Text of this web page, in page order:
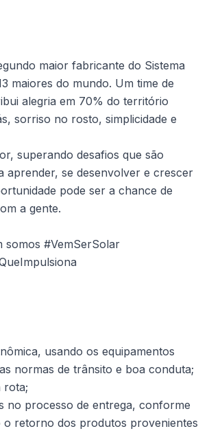
maior fabricante do Sistema
maiores do mundo. Um time de
alegria em 70% do território
sorriso no rosto, simplicidade e
superando desafios que são
aprender, se desenvolver e crescer
pode ser a chance de
a gente.
somos #VemSerSolar
usando os equipamentos
normas de trânsito e boa conduta;
rota;
no processo de entrega, conforme
retorno dos produtos provenientes